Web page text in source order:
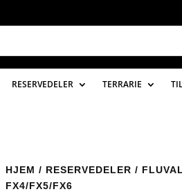
RESERVEDELER TERRARIE
HJEM / RESERVEDELER /
FX4/FX5/FX6